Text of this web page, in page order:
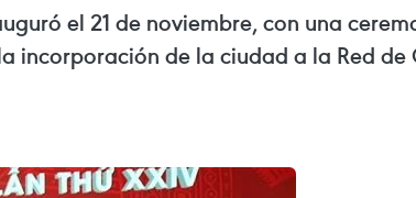
el 21 de noviembre, con una
incorporación de la ciudad a la Red de